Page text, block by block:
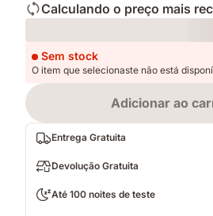
Calculando o preço mais
Loading
Sem stock
O item que selecionaste não está
Adicionar ao
Entrega Gratuita
Devolução Gratuita
Até 100 noites de teste